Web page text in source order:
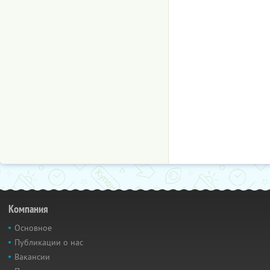
Компания
Основное
Публикации о нас
Вакансии